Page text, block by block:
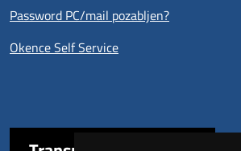
Password PC/mail pozabljen?
Okence Self Service